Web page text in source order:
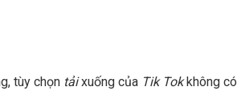
tùy chọn tảixuống của Tik Tokkhông có